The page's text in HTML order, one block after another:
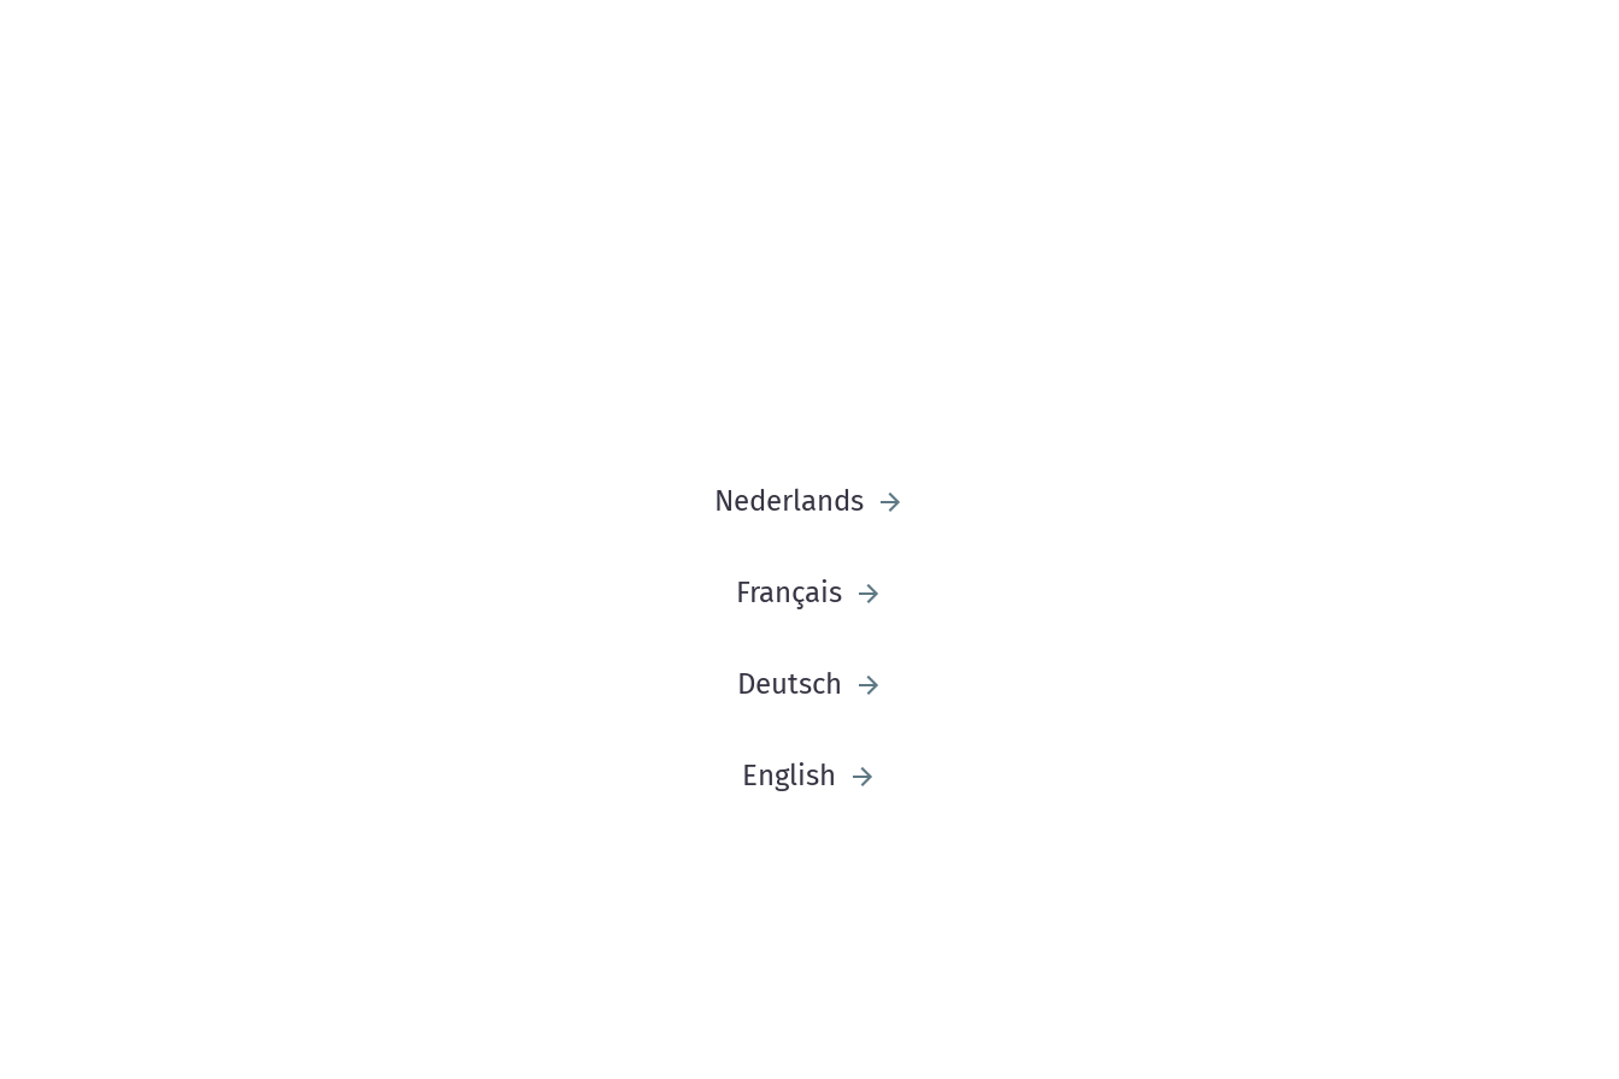
Nederlands
Français
Deutsch
English